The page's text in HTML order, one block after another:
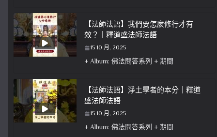
【法師法語】我們要怎麼修行才有
效？｜釋道盛法師法語
15 10 月, 2025
+ Album: 佛法問答系列 + 期間
【法師法語】淨土學者的本分｜釋道
盛法師法語
15 10 月, 2025
+ Album: 佛法問答系列 + 期間